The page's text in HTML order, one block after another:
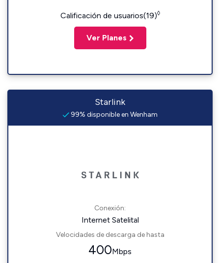
Calificación de usuarios(19)◊
Ver Planes
Starlink
99% disponible en Wenham
Conexión:
Internet Satelital
Velocidades de descarga de hasta
400Mbps